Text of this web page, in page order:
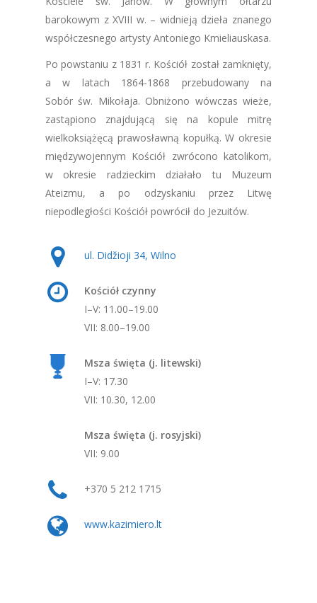
barokowym z XVIII w. – widnieją dzieła znanego
współczesnego artysty Antoniego Kmieliauskasa.
Po powstaniu z 1831 r. Kościół został zamknięty,
a w latach 1864-1868 przebudowany na
Sobór św. Mikołaja. Obniżono wówczas wieże,
zastąpiono znajdującą się na kopule mitrę
wielkoksiążęcą prawosławną kopułką. W okresie
międzywojennym Kościół zwrócono katolikom,
w okresie radzieckim działało tu Muzeum
Ateizmu, a po odzyskaniu przez Litwę
niepodległości Kościół powrócił do Jezuitów.
ul. Didžioji 34, Wilno
Kościół czynny
I–V: 11.00–19.00
VII: 8.00–19.00
Msza święta (j. litewski)
I–V: 17.30
VII: 10.30, 12.00
Msza święta (j. rosyjski)
VII: 9.00
+370 5 212 1715
www.kazimiero.lt